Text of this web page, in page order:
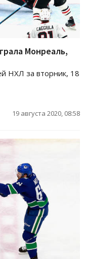
Монреаль,
НХЛ за вторник, 18
19 августа 2020, 08:58